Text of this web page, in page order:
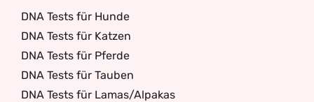
DNA Tests für Hunde
DNA Tests für Katzen
DNA Tests für Pferde
DNA Tests für Tauben
DNA Tests für Lamas/Alpakas